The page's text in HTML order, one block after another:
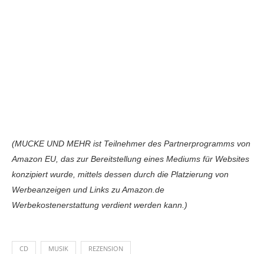
(MUCKE UND MEHR ist Teilnehmer des Partnerprogramms von
Amazon EU, das zur Bereitstellung eines Mediums für Websites
konzipiert wurde, mittels dessen durch die Platzierung von
Werbeanzeigen und Links zu Amazon.de
Werbekostenerstattung verdient werden kann.)
CD MUSIK REZENSION